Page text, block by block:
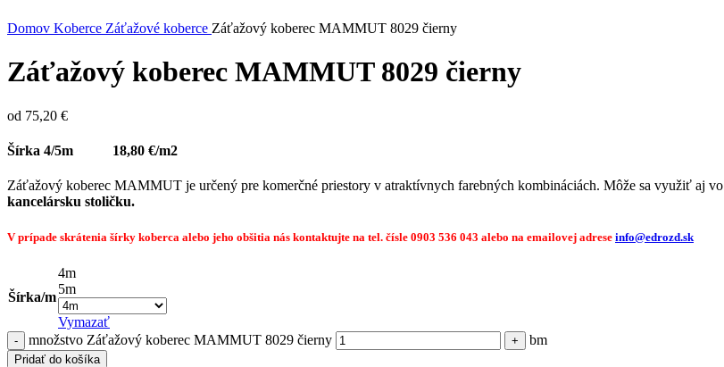
Domov Koberce Záťažové koberce Záťažový koberec MAMMUT 8029 čierny
Záťažový koberec MAMMUT 8029 čierny
od 75,20 €
Šírka 4/5m 18,80 €/m2
Záťažový koberec MAMMUT je určený pre komerčné priestory v atraktívnych farebných kombináciách. Môže sa využiť aj vo
kancelársku stoličku.
V prípade skrátenia šírky koberca alebo jeho obšitia nás kontaktujte na tel. čísle 0903 536 043 alebo na emailovej adrese info@edrozd.sk
Šírka/m
4m
5m
Vymazať
množstvo Záťažový koberec MAMMUT 8029 čierny
bm
Pridať do košíka